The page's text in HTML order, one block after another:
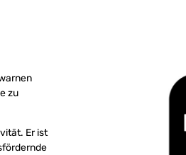
zu
Er ist